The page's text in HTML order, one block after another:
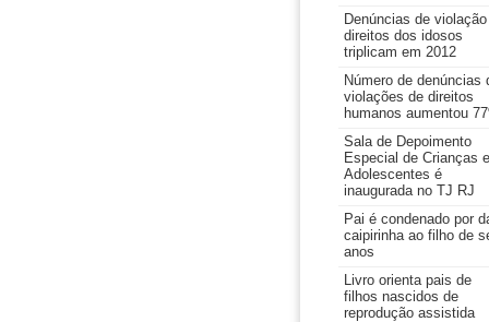
Denúncias de
direitos dos idosos
triplicam em 2012
Número de denúncias
violações de direitos
humanos aumentou
Sala de Depoimento
Especial de Crianças e
Adolescentes é
inaugurada no TJ RJ
Pai é condenado por
caipirinha ao filho de
anos
Livro orienta pais de
filhos nascidos de
reprodução assistida